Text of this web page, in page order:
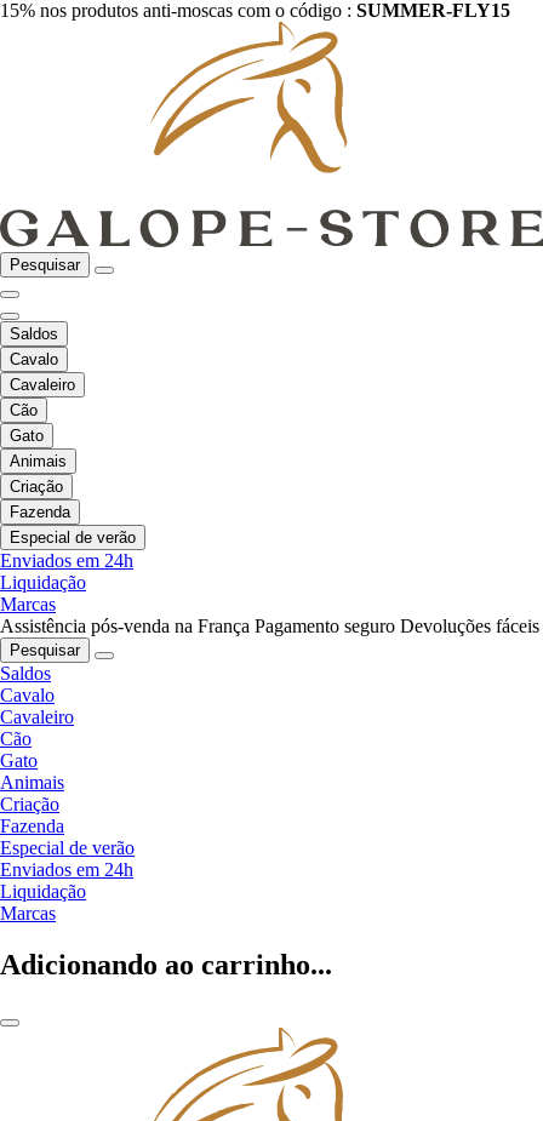
15% nos produtos anti-moscas com o código : SUMMER-FLY15
Pesquisar
Saldos
Cavalo
Cavaleiro
Cão
Gato
Animais
Criação
Fazenda
Especial de verão
Enviados em 24h
Liquidação
Marcas
Assistência pós-venda na França Pagamento seguro Devoluções fáceis
Pesquisar
Saldos
Cavalo
Cavaleiro
Cão
Gato
Animais
Criação
Fazenda
Especial de verão
Enviados em 24h
Liquidação
Marcas
Adicionando ao carrinho...